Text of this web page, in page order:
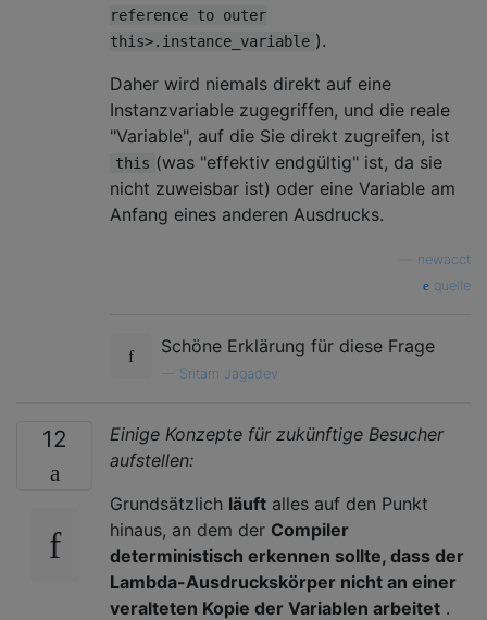
reference to outer
this>.instance_variable ).
Daher wird niemals direkt auf eine
Instanzvariable zugegriffen, und die reale
"Variable", auf die Sie direkt zugreifen, ist
this (was "effektiv endgültig" ist, da sie
nicht zuweisbar ist) oder eine Variable am
Anfang eines anderen Ausdrucks.
newacct
quelle
Schöne Erklärung für diese Frage
Sritam Jagadev
12
Einige Konzepte für zukünftige Besucher
aufstellen:
Grundsätzlich läuft alles auf den Punkt
hinaus, an dem der Compiler
deterministisch erkennen sollte, dass der
Lambda-Ausdruckskörper nicht an einer
veralteten Kopie der Variablen arbeitet .